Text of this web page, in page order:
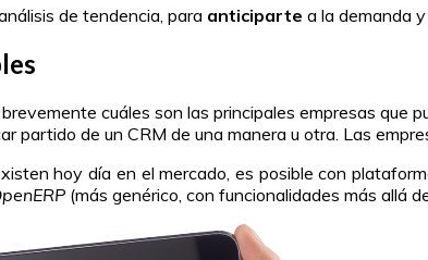
de tendencia, para anticiparte a la demanda
cuáles son las principales empresas
partido de un CRM de una manera u otra. Las
hoy día en el mercado, es posible con
(más genérico, con funcionalidades más allá